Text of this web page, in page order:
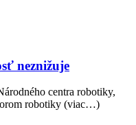
neznižuje
centra robotiky,
robotiky (viac…)